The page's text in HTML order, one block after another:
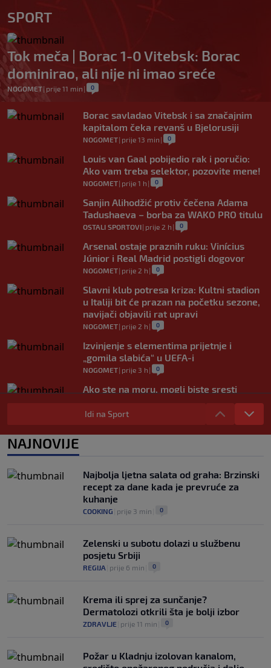
SPORT
Tok meča | Borac 1-0 Vitebsk: Borac
dominirao, ali nije ni imao sreće
NOGOMET| prije 11 min | 0
Borac savladao Vitebsk i sa značajnim
kapitalom čeka revanš u Bjelorusiji
NOGOMET| prije 13 min | 0
Louis van Gaal pobijedio rak i poručio:
Ako vam treba selektor, pozovite mene!
NOGOMET| prije 1 h | 0
Sanjin Alihodžić protiv čečena Adama
Tadushaeva – borba za WAKO PRO titulu
OSTALI SPORTOVI| prije 2 h | 0
Arsenal ostaje praznih ruku: Vinícius
Júnior i Real Madrid postigli dogovor
NOGOMET| prije 2 h | 0
Slavni klub potresa kriza: Kultni stadion
u Italiji bit će prazan na početku sezone,
navijači objavili rat upravi
NOGOMET| prije 2 h | 0
Izvinjenje s elementima prijetnje i
„gomila slabića“ u UEFA-i
NOGOMET| prije 3 h | 0
Ako ste na moru, mogli biste sresti
TENIS| prije 3 h
UEFA poslala oštru poruku Infantinu:
Idi na Sport
NAJNOVIJE
Najbolja ljetna salata od graha: Brzinski
recept za dane kada je prevruće za
kuhanje
COOKING prije 3 min 0
Zelenski u subotu dolazi u službenu
posjetu Srbiji
REGIJA prije 6 min 0
Krema ili sprej za sunčanje?
Dermatolozi otkrili šta je bolji izbor
ZDRAVLJE prije 11 min 0
Požar u Kladnju izolovan kanalom,